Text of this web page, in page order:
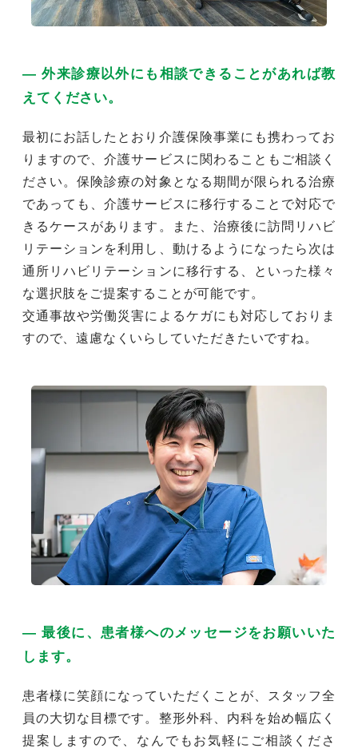
― 外来診療以外にも相談できることがあれば教
えてください。
最初にお話したとおり介護保険事業にも携わってお
りますので、介護サービスに関わることもご相談く
ださい。保険診療の対象となる期間が限られる治療
であっても、介護サービスに移行することで対応で
きるケースがあります。また、治療後に訪問リハビ
リテーションを利用し、動けるようになったら次は
通所リハビリテーションに移行する、といった様々
な選択肢をご提案することが可能です。
交通事故や労働災害によるケガにも対応しておりま
すので、遠慮なくいらしていただきたいですね。
― 最後に、患者様へのメッセージをお願いいた
します。
患者様に笑顔になっていただくことが、スタッフ全
員の大切な目標です。整形外科、内科を始め幅広く
提案しますので、なんでもお気軽にご相談くださ